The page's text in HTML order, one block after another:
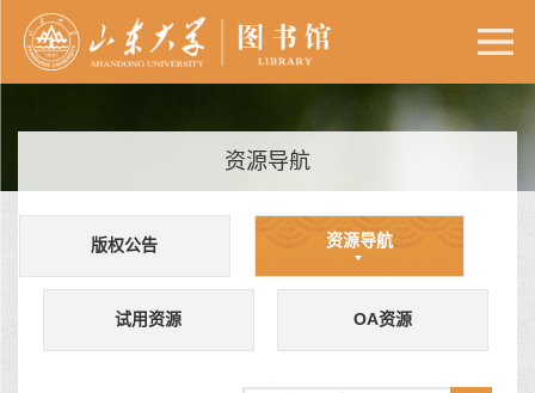
资源导航
版权公告 资源导航
试用资源 OA资源